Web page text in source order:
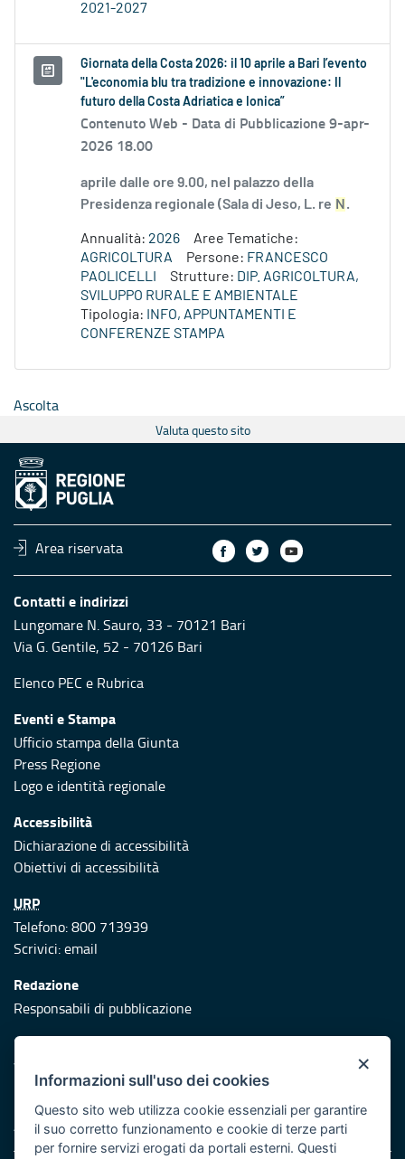
2021-2027
Giornata della Costa 2026: il 10 aprile a Bari l’evento
"L'economia blu tra tradizione e innovazione: Il
futuro della Costa Adriatica e Ionica”
Contenuto Web - Data di Pubblicazione 9-apr-
2026 18.00
aprile dalle ore 9.00, nel palazzo della
Presidenza regionale (Sala di Jeso, L. re N .
Annualità: 2026
Aree Tematiche:
AGRICOLTURA
Persone: FRANCESCO
PAOLICELLI
Strutture: DIP. AGRICOLTURA,
SVILUPPO RURALE E AMBIENTALE
Tipologia:
INFO, APPUNTAMENTI E
CONFERENZE STAMPA
Ascolta
Valuta questo sito
Area riservata
Contatti e indirizzi
Lungomare N. Sauro, 33 - 70121 Bari
Via G. Gentile, 52 - 70126 Bari
Elenco PEC e Rubrica
Eventi e Stampa
Ufficio stampa della Giunta
Press Regione
Logo e identità regionale
Accessibilità
Dichiarazione di accessibilità
Obiettivi di accessibilità
URP
Telefono: 800 713939
Scrivici:email
Redazione
Responsabili di pubblicazione
Protezione civile
Vai al sito di Protezione Civile Puglia
Iniziativa finanziata con risorse del POR Puglia 2014/2020 -
Asse XI
×
Informazioni sull'uso dei cookies
Questo sito web utilizza cookie essenziali per garantire
il suo corretto funzionamento e cookie di terze parti
per fornire servizi erogati da portali esterni. Questi